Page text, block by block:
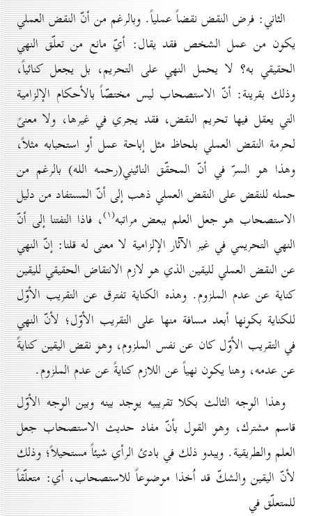
الثاني: فرض النقض نقضاً عملياً. وبالرغم من أنّ النقض العملي
يكون من عمل الشخص فقد يقال: أيّ مانع من تعلّق النهي
الحقيقي به؟ لا يحمل النهي على التحريم، بل يجعل كنائياً،
وذلك بقرينة: أنّ الاستصحاب ليس مختصّاً بالأحكام الإلزامية
التي يعقل فيها تحريم النقض، فقد يجري في غيرها، ولا معنىً
لحرمة النقض العملي بلحاظ مثل إباحة عمل أو استحبابه مثلاً،
وهذا هو السرّ في أنّ المحقّق النائيني(رحمه الله) بالرغم من
حمله للنقض على النقض العملي ذهب إلى أنّ المستفاد من دليل
الاستصحاب هو جعل العلم ببعض مراتبه(۱) ، فاذا التفتنا إلى أنّ
النهي التحريمي في غير الآثار الإلزامية لا معنى له قلنا: إنّ النهي
عن النقض العملي لليقين الذي هو لازم الانتقاض الحقيقي لليقين
كناية عن عدم الملزوم. وهذه الكناية تفترق عن التقريب الأوّل
للكناية بكونها أبعد مسافة منها على التقريب الأوّل؛ لأنّ النهي
في التقريب الأوّل كان عن نفس الملزوم، وهو نقض اليقين كنايةً
عن عدمه، وهنا يكون نهياً عن اللازم كنايةً عن عدم الملزوم.
وهذا الوجه الثالث بكلا تقريبيه يوجد بينه وبين الوجه الأوّل
قاسم مشترك، وهو القول بأنّ مفاد حديث الاستصحاب جعل
العلم والطريقية. ويبدو ذلك في بادئ الرأي شيئاً مستحيلاً؛ وذلك
لأنّ اليقين والشكّ قد اُخذا موضوعاً للاستصحاب، أي: متعلّقاً
للمتعلّق في